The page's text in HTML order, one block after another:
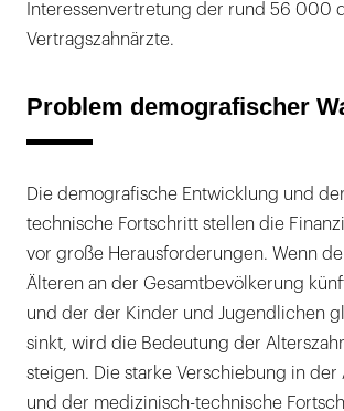
Interessenvertretung der rund 56 000
Vertragszahnärzte.
Problem demografischer
Die demografische Entwicklung und
technische Fortschritt stellen die
vor große Herausforderungen. Wenn
Älteren an der Gesamtbevölkerung
und der der Kinder und Jugendlichen
sinkt, wird die Bedeutung der
steigen. Die starke Verschiebung in der
und der medizinisch-technische